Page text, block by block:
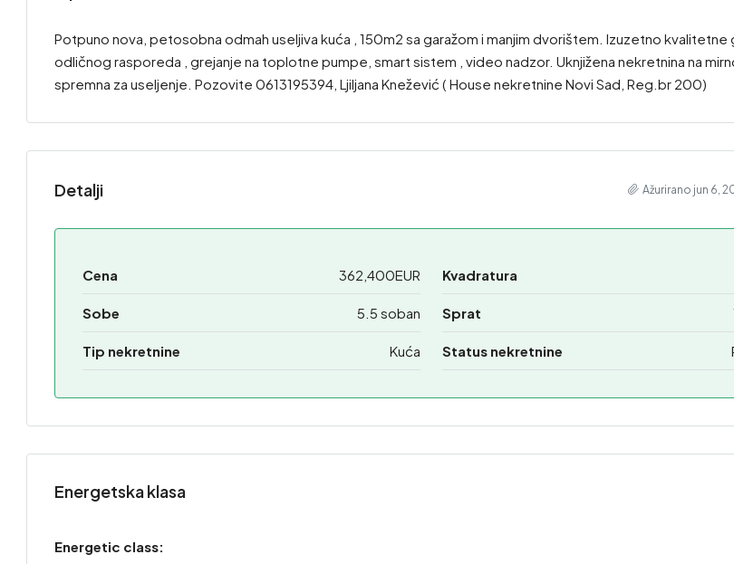
Potpuno nova, petosobna odmah useljiva kuća , 150m2 sa garažom i manjim dvorištem. Izuzetno kvalitetne
odličnog rasporeda , grejanje na toplotne pumpe, smart sistem , video nadzor. Uknjižena nekretnina na
spremna za useljenje. Pozovite 0613195394, Ljiljana Knežević ( House nekretnine Novi Sad, Reg.br 200)
Detalji Ažurirano jun 6,
Cena 362,400EUR Kvadratura
Sobe 5.5 soban Sprat
Tip nekretnine Kuća Status nekretnine
Energetska klasa
Energetic class: